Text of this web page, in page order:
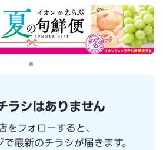
o
l
l
o
w